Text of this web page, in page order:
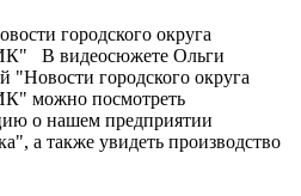
городского округа
В видеосюжете Ольги
"Новости городского округа
можно посмотреть
о нашем предприятии
а также увидеть производство